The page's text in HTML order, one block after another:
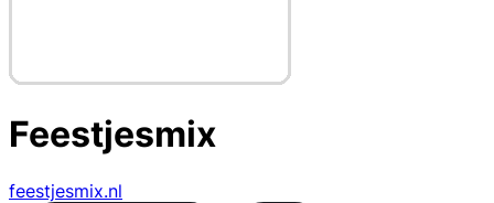
Feestjesmix
feestjesmix.nl